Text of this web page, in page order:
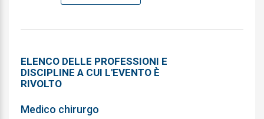
ELENCO DELLE PROFESSIONI E
DISCIPLINE A CUI L'EVENTO È
RIVOLTO
Medico chirurgo